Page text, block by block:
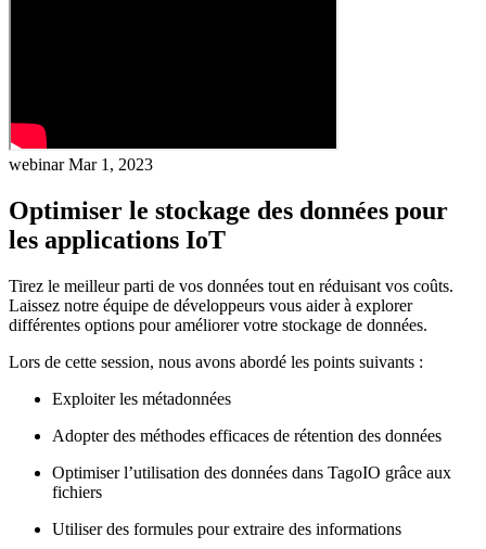
webinarMar 1, 2023
Optimiser le stockage des données pour
les applications IoT
Tirez le meilleur parti de vos données tout en réduisant vos coûts.
Laissez notre équipe de développeurs vous aider à explorer
différentes options pour améliorer votre stockage de données.
Lors de cette session, nous avons abordé les points suivants :
Exploiter les métadonnées
Adopter des méthodes efficaces de rétention des données
Optimiser l’utilisation des données dans TagoIO grâce aux
fichiers
Utiliser des formules pour extraire des informations